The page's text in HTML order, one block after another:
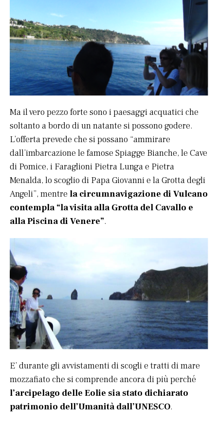
Ma il vero pezzo forte sono i paesaggi acquatici che
soltanto a bordo di un natante si possono godere.
L’offerta prevede che si possano “ammirare
dall’imbarcazione le famose Spiagge Bianche, le Cave
di Pomice, i Faraglioni Pietra Lunga e Pietra
Menalda, lo scoglio di Papa Giovanni e la Grotta degli
Angeli”, mentre la circumnavigazione di Vulcano
contempla “la visita alla Grotta del Cavallo e
alla Piscina di Venere”.
E’ durante gli avvistamenti di scogli e tratti di mare
mozzafiato che si comprende ancora di più perché
l’arcipelago delle Eolie sia stato dichiarato
patrimonio dell’Umanità dall’UNESCO.